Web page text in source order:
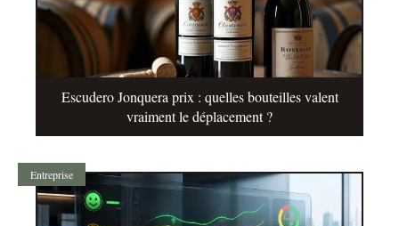
Escudero Jonquera prix : quelles bouteilles valent
vraiment le déplacement ?
Entreprise